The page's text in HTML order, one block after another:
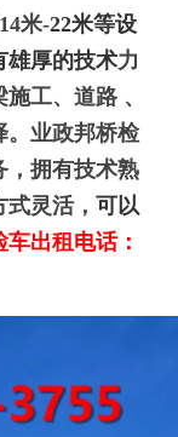
米-22米等设
雄厚的技术力
工、道路 、
。业政邦桥检
，拥有技术熟
灵活， 可以
出租电话：